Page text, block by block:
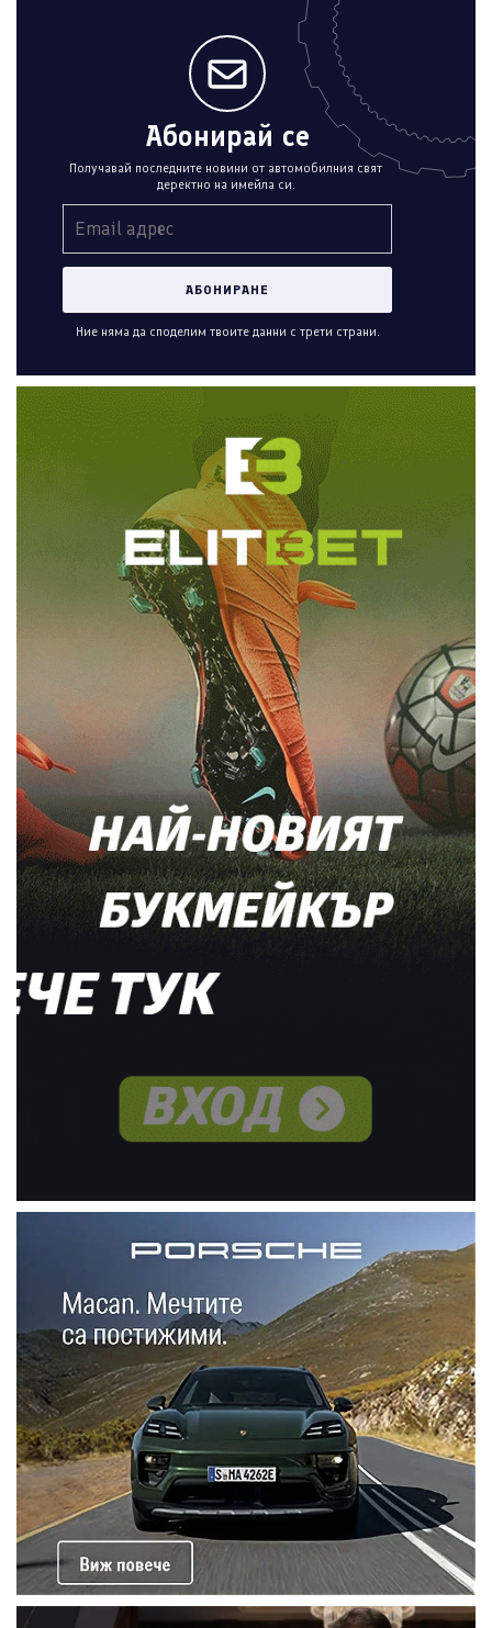
Абонирай се
Получавай последните новини от автомобилния свят
деректно на имейла си.
Ние няма да споделим твоите данни с трети страни.